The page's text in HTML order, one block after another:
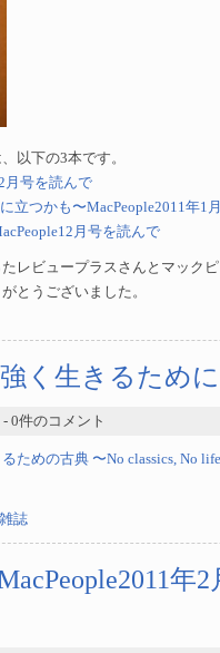
以下の3本です。
月号を読んで
立つかも〜MacPeople2011年1
月号を読んで
レビュープラスさんとマック
とうございました。
く生きるため
- 0件のコメント
ための古典 〜No classics, No
雑誌
年